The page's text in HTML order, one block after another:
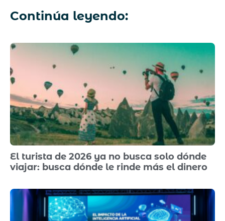
Continúa leyendo:
El turista de 2026 ya no busca solo dónde
viajar: busca dónde le rinde más el dinero